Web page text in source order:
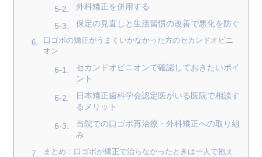
外科矯正を併用する
保定の見直しと生活習慣の改善で悪化を防ぐ
口ゴボの矯正がうまくいかなかった方のセカンドオピニ
オン
セカンドオピニオンで確認しておきたいポイ
ント
日本矯正歯科学会認定医がいる医院で相談す
るメリット
当院での口ゴボ再治療・外科矯正への取り組
み
まとめ：口ゴボが矯正で治らなかったときは一人で抱え